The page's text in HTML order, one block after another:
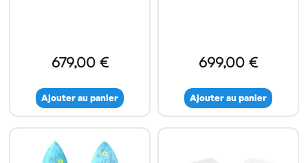
679,00 €
Ajouter au panier
699,00 €
Ajouter au panier